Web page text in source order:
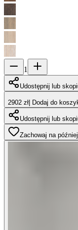
1
Udostępnij lub
2902 zł Dodaj do
Udostępnij lub
Zachowaj na później